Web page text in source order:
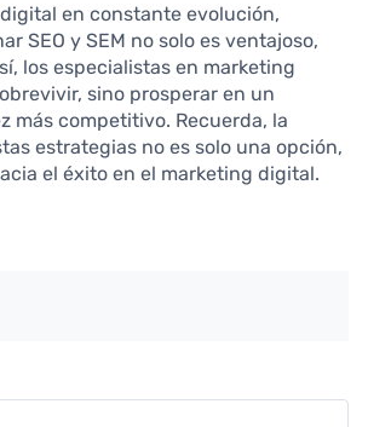
en constante evolución,
SEO y SEM no solo es ventajoso,
los especialistas en marketing
sino prosperar en un
más competitivo. Recuerda, la
estrategias no es solo una opción,
el éxito en el marketing digital.